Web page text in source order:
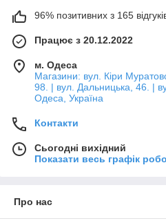
96% позитивних з 165
Працює з 20.12.2022
м. Одеса
Магазини: вул. Кіри
98. | вул. Дальницька, 46. |
Одеса, Україна
Контакти
Сьогодні вихідний
Показати весь графік
Про нас